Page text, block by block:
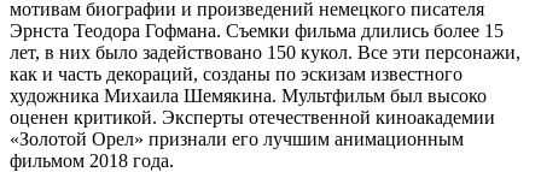
мотивам биографии и произведений немецкого писателя
Эрнста Теодора Гофмана. Съемки фильма длились более 15
лет, в них было задействовано 150 кукол. Все эти персонажи,
как и часть декораций, созданы по эскизам известного
художника Михаила Шемякина. Мультфильм был высоко
оценен критикой. Эксперты отечественной киноакадемии
«Золотой Орел» признали его лучшим анимационным
фильмом 2018 года.